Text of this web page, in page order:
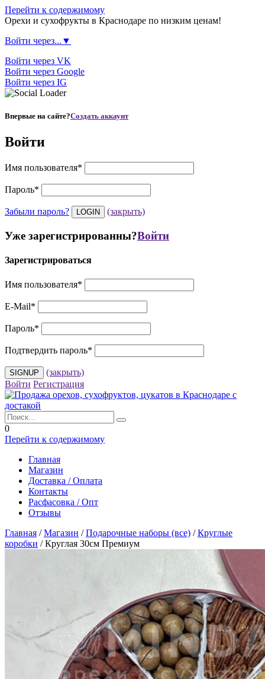
Перейти к содержимому
Орехи и сухофрукты в Краснодаре по низким ценам!
Войти через...▼
Войти через VK
Войти через Google
Войти через IG
Впервые на сайте?Создать аккаунт
Войти
Имя пользователя*
Пароль*
Забыли пароль? (закрыть)
Уже зарегистрированны?Войти
Зарегистрироваться
Имя пользователя*
E-Mail*
Пароль*
Подтвердить пароль*
(закрыть)
Войти Регистрация
0
Перейти к содержимому
Главная
Магазин
Доставка / Оплата
Контакты
Расфасовка / Опт
Отзывы
Главная /Магазин /Подарочные наборы (все) /Круглые
коробки /Круглая 30см Премиум